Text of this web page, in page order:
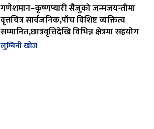
गणेशमान–कृष्णप्यारी सैजुको जन्मजयन्तीमा
वृत्तचित्र सार्वजनिक,पाँच विशिष्ट व्यक्तित्व
सम्मानित,छात्रवृत्तिदेखि विभिन्न क्षेत्रमा सहयोग
लुम्बिनी खोज